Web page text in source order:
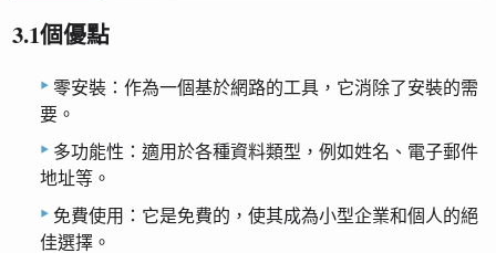
3.1個優點
零安裝：作為一個基於網路的工具，它消除了安裝的需
要。
多功能性：適用於各種資料類型，例如姓名、電子郵件
地址等。
免費使用：它是免費的，使其成為小型企業和個人的絕
佳選擇。